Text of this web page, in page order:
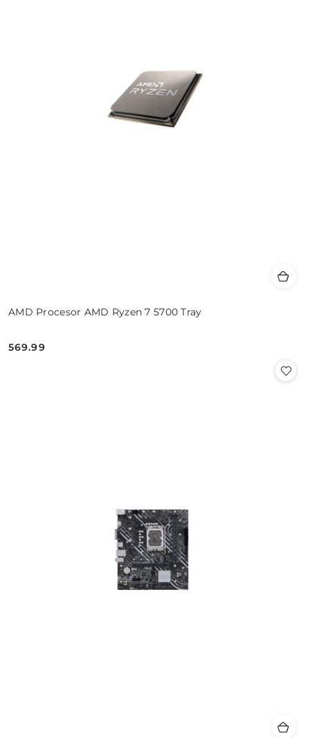
AMD Procesor AMD Ryzen 7 5700 Tray
Cena:
569.99